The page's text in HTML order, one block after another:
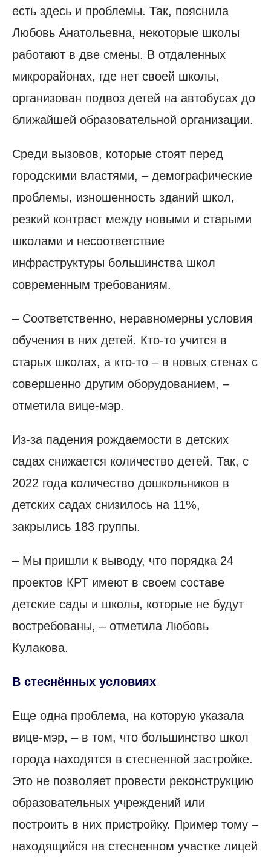
есть здесь и проблемы. Так, пояснила
Любовь Анатольевна, некоторые школы
работают в две смены. В отдаленных
микрорайонах, где нет своей школы,
организован подвоз детей на автобусах до
ближайшей образовательной организации.
Среди вызовов, которые стоят перед
городскими властями, – демографические
проблемы, изношенность зданий школ,
резкий контраст между новыми и старыми
школами и несоответствие
инфраструктуры большинства школ
современным требованиям.
– Соответственно, неравномерны условия
обучения в них детей. Кто-то учится в
старых школах, а кто-то – в новых стенах с
совершенно другим оборудованием, –
отметила вице-мэр.
Из-за падения рождаемости в детских
садах снижается количество детей. Так, с
2022 года количество дошкольников в
детских садах снизилось на 11%,
закрылись 183 группы.
– Мы пришли к выводу, что порядка 24
проектов КРТ имеют в своем составе
детские сады и школы, которые не будут
востребованы, – отметила Любовь
Кулакова.
В стеснённых условиях
Еще одна проблема, на которую указала
вице-мэр, – в том, что большинство школ
города находятся в стесненной застройке.
Это не позволяет провести реконструкцию
образовательных учреждений или
построить в них пристройку. Пример тому –
находящийся на стесненном участке лицей